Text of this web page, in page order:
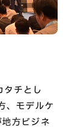
チとし
、モデルケ
方ビジネ